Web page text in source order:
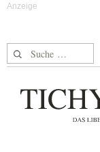
Suche nach: